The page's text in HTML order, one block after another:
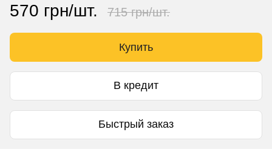
570 грн/шт. 715 грн/шт.
Купить
В кредит
Быстрый заказ